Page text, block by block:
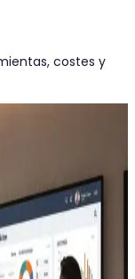
costes y